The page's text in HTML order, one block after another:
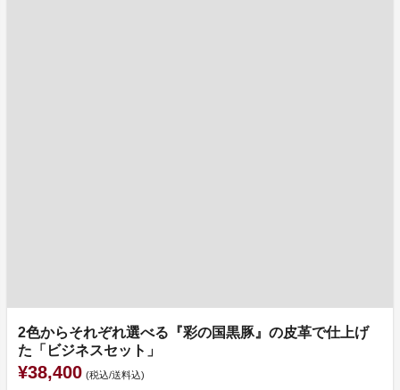
2色からそれぞれ選べる『彩の国黒豚』の皮革で仕上げ
た「ビジネスセット」
¥38,400 (税込/送料込)